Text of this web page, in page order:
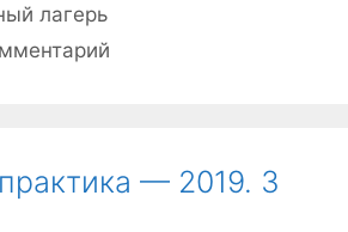
лагерь
— 2019. 3